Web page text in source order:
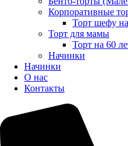
Корпоративные
Торт шефу
Торт для мамы
Торт на 60
Начинки
Начинки
О нас
Контакты